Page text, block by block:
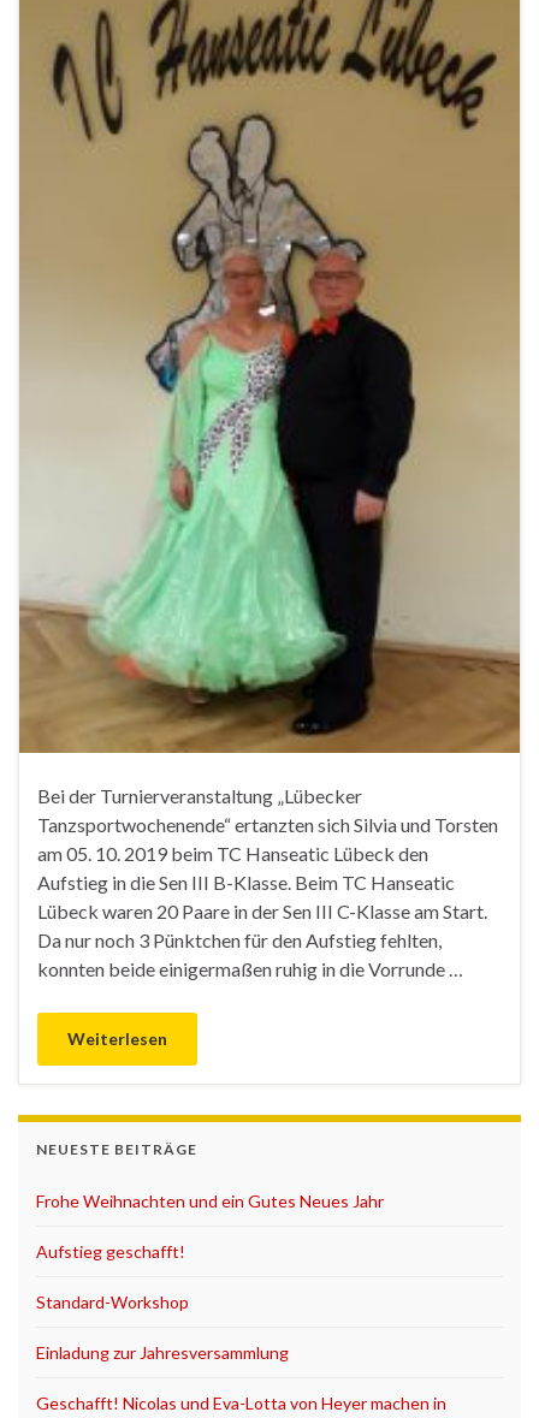
Bei der Turnierveranstaltung „Lübecker
Tanzsportwochenende“ ertanzten sich Silvia und Torsten
am 05. 10. 2019 beim TC Hanseatic Lübeck den
Aufstieg in die Sen III B-Klasse. Beim TC Hanseatic
Lübeck waren 20 Paare in der Sen III C-Klasse am Start.
Da nur noch 3 Pünktchen für den Aufstieg fehlten,
konnten beide einigermaßen ruhig in die Vorrunde …
Weiterlesen
NEUESTE BEITRÄGE
Frohe Weihnachten und ein Gutes Neues Jahr
Aufstieg geschafft!
Standard-Workshop
Einladung zur Jahresversammlung
Geschafft! Nicolas und Eva-Lotta von Heyer machen in